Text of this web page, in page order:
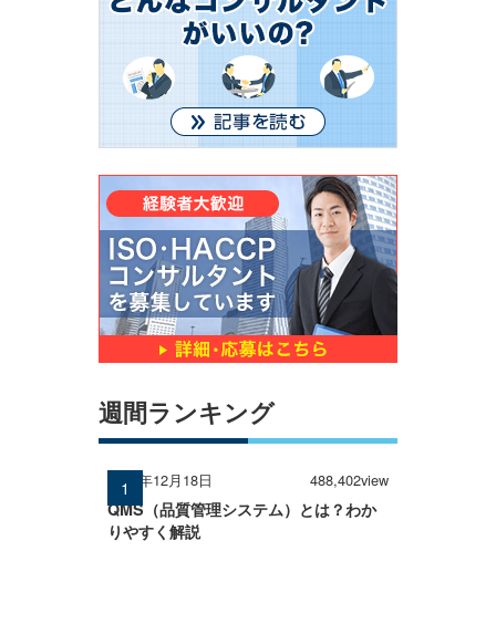
週間ランキング
2024年12月18日 488,402view
QMS（品質管理システム）とは？わか
りやすく解説